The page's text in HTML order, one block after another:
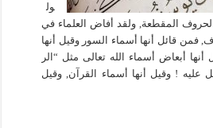
ول
المقطعة, ولقد أفاض العلماء في
فمن قائل أنها أسماء السور وقيل أنها
أبعاض أسماء الله تعالى مثل “الر
عليه ! وقيل أنها أسماء القرآن, وقيل